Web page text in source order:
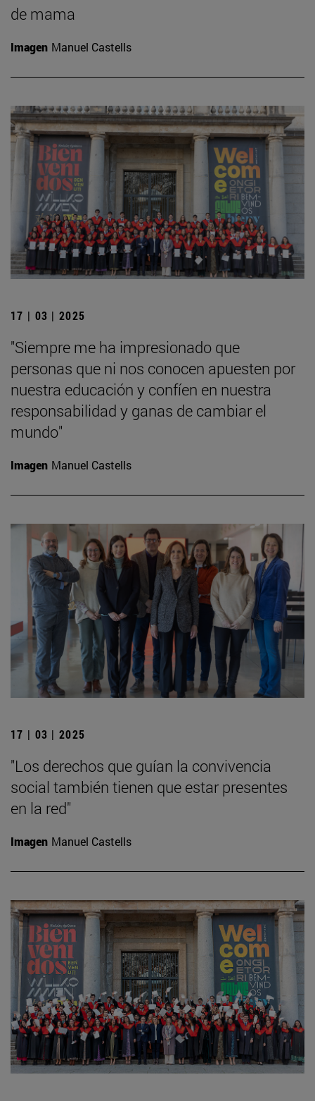
de mama
Imagen Manuel Castells
17 | 03 | 2025
"Siempre me ha impresionado que
personas que ni nos conocen apuesten por
nuestra educación y confíen en nuestra
responsabilidad y ganas de cambiar el
mundo"
Imagen Manuel Castells
17 | 03 | 2025
"Los derechos que guían la convivencia
social también tienen que estar presentes
en la red"
Imagen Manuel Castells